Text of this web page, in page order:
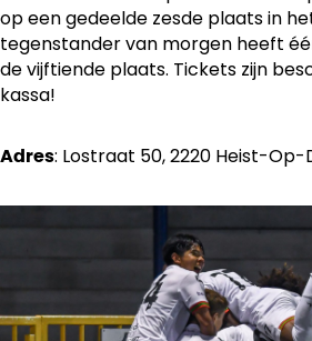
op een gedeelde zesde plaats in
tegenstander van morgen heeft
de vijftiende plaats. Tickets zijn
kassa!
Adres: Lostraat 50, 2220 Heist-